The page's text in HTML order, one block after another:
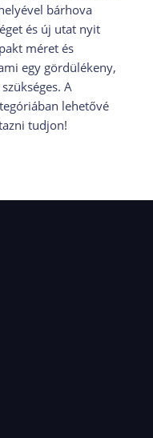
bárhova
és új utat nyit
méret és
egy gördülékeny,
A
lehetővé
tudjon!